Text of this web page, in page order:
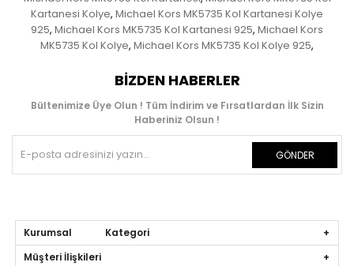
Kartanesi Kolye, Michael Kors MK5735 Kol Kartanesi Kolye
925, Michael Kors MK5735 Kol Kartanesi 925, Michael Kors
MK5735 Kol Kolye, Michael Kors MK5735 Kol Kolye 925,
BIZDEN HABERLER
Bültenimize Üye Olun ! Tüm İndirim ve Fırsatlardan İlk Sizin
Haberiniz Olsun !
GÖNDER
Kurumsal Kategori
Müşteri İlişkileri